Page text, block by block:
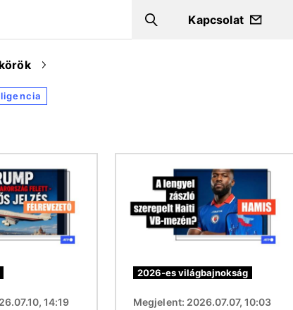
Search
Kapcsolat
14:19
2026-es világbajnokság
Megjelent: 2026.07.07, 10:03